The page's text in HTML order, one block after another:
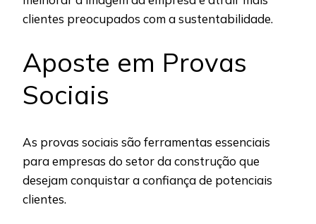
clientes preocupados com a sustentabilidade.
Aposte em Provas
Sociais
As provas sociais são ferramentas essenciais
para empresas do setor da construção que
desejam conquistar a confiança de potenciais
clientes.